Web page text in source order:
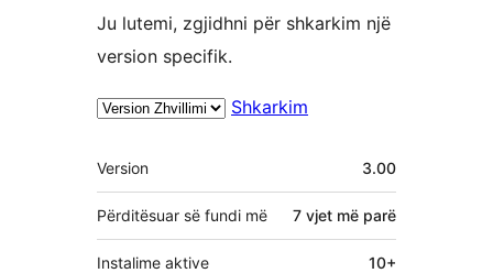
Ju lutemi, zgjidhni për shkarkim një
version specifik.
Shkarkim
Të
tjera
Version 3.00
Përditësuar së fundi më 7 vjet më parë
Instalime aktive 10+